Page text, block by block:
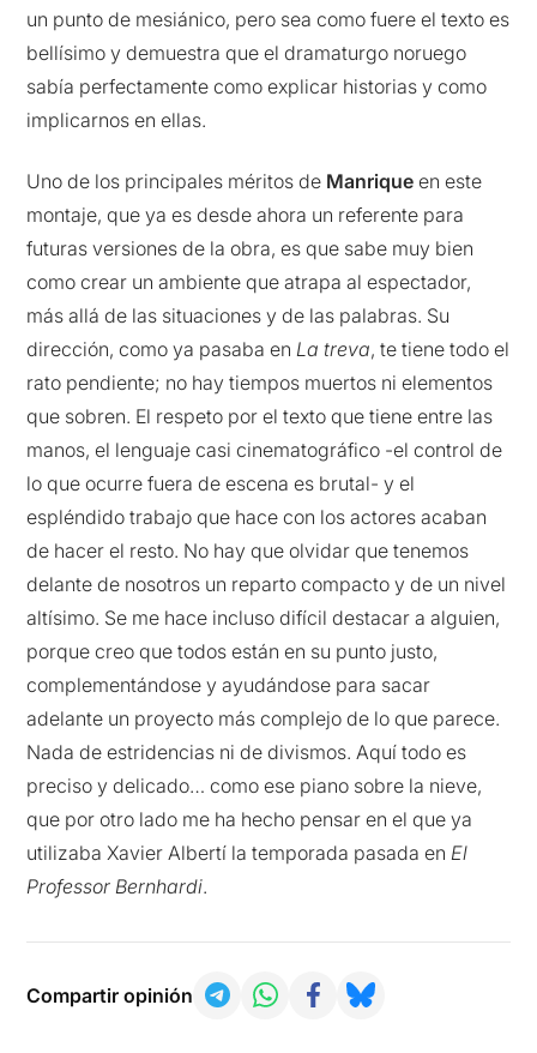
un punto de mesiánico, pero sea como fuere el texto es
bellísimo y demuestra que el dramaturgo noruego
sabía perfectamente como explicar historias y como
implicarnos en ellas.
Uno de los principales méritos de Manrique en este
montaje, que ya es desde ahora un referente para
futuras versiones de la obra, es que sabe muy bien
como crear un ambiente que atrapa al espectador,
más allá de las situaciones y de las palabras. Su
dirección, como ya pasaba en La treva, te tiene todo el
rato pendiente; no hay tiempos muertos ni elementos
que sobren. El respeto por el texto que tiene entre las
manos, el lenguaje casi cinematográfico -el control de
lo que ocurre fuera de escena es brutal- y el
espléndido trabajo que hace con los actores acaban
de hacer el resto. No hay que olvidar que tenemos
delante de nosotros un reparto compacto y de un nivel
altísimo. Se me hace incluso difícil destacar a alguien,
porque creo que todos están en su punto justo,
complementándose y ayudándose para sacar
adelante un proyecto más complejo de lo que parece.
Nada de estridencias ni de divismos. Aquí todo es
preciso y delicado… como ese piano sobre la nieve,
que por otro lado me ha hecho pensar en el que ya
utilizaba Xavier Albertí la temporada pasada en El
Professor Bernhardi.
Compartir opinión